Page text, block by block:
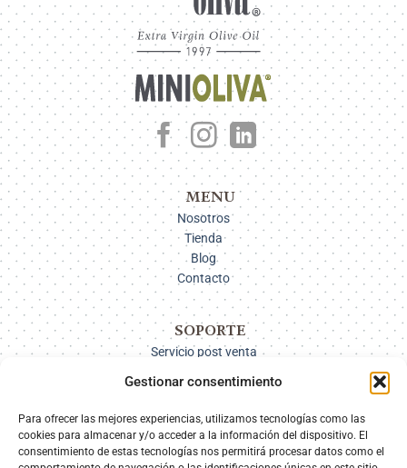
Gestionar consentimiento
Para ofrecer las mejores experiencias, utilizamos tecnologías como las
cookies para almacenar y/o acceder a la información del dispositivo. El
consentimiento de estas tecnologías nos permitirá procesar datos como el
MENU
Nosotros
Tienda
Blog
Contacto
SOPORTE
Servicio post venta
Devoluciones